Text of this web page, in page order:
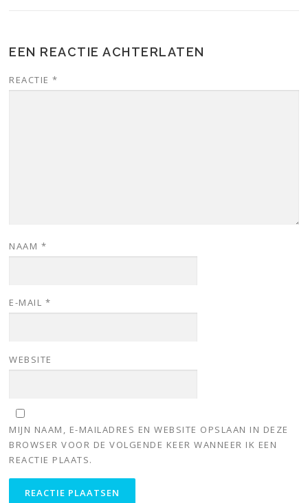
EEN REACTIE ACHTERLATEN
REACTIE*
NAAM *
E-MAIL *
WEBSITE
MIJN NAAM, E-MAILADRES EN WEBSITE OPSLAAN IN DEZE
BROWSER VOOR DE VOLGENDE KEER WANNEER IK EEN
REACTIE PLAATS.